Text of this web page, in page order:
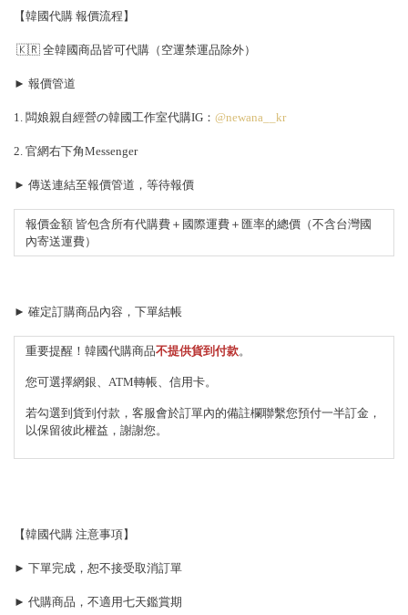
【韓國代購 報價流程】
🇰🇷 全韓國商品皆可代購（空運禁運品除外）
► 報價管道
1. 闆娘親自經營の韓國工作室代購IG： @newana__kr
2. 官網右下角Messenger
► 傳送連結至報價管道，等待報價
報價金額 皆包含所有代購費＋國際運費＋匯率的總價（不含台灣國
內寄送運費）
► 確定訂購商品內容，下單結帳
重要提醒！韓國代購商品不提供貨到付款。
您可選擇網銀、ATM轉帳、信用卡。
若勾選到貨到付款，客服會於訂單內的備註欄聯繫您預付一半訂金，
以保留彼此權益，謝謝您。
【韓國代購 注意事項】
► 下單完成，恕不接受取消訂單
► 代購商品，不適用七天鑑賞期